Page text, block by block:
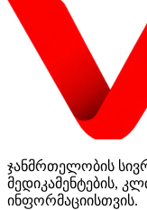
ჯანმრთელობის
მედიკამენტების,
ინფორმაციისთვის.